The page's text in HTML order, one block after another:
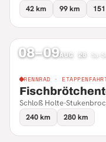
42 km
99 km
08–09AUG 26
RENNRAD ·
Schloß Holte-
240 km
280 km